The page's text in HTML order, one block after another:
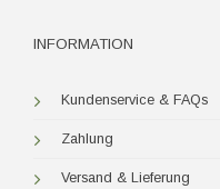
INFORMATION
Kundenservice & FAQs
Zahlung
Versand & Lieferung